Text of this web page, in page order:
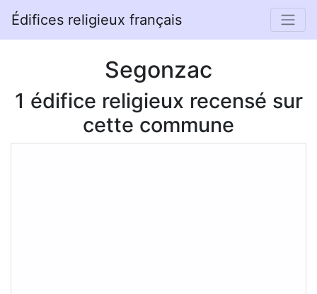
Édifices religieux français
Segonzac
1 édifice religieux recensé sur
cette commune